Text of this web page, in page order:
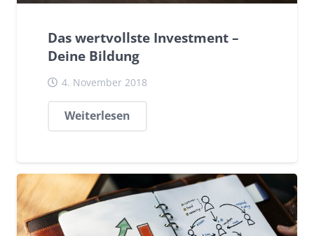
Das wertvollste Investment –
Deine Bildung
4. November 2018
Weiterlesen
INVESTIEREN TIPPS